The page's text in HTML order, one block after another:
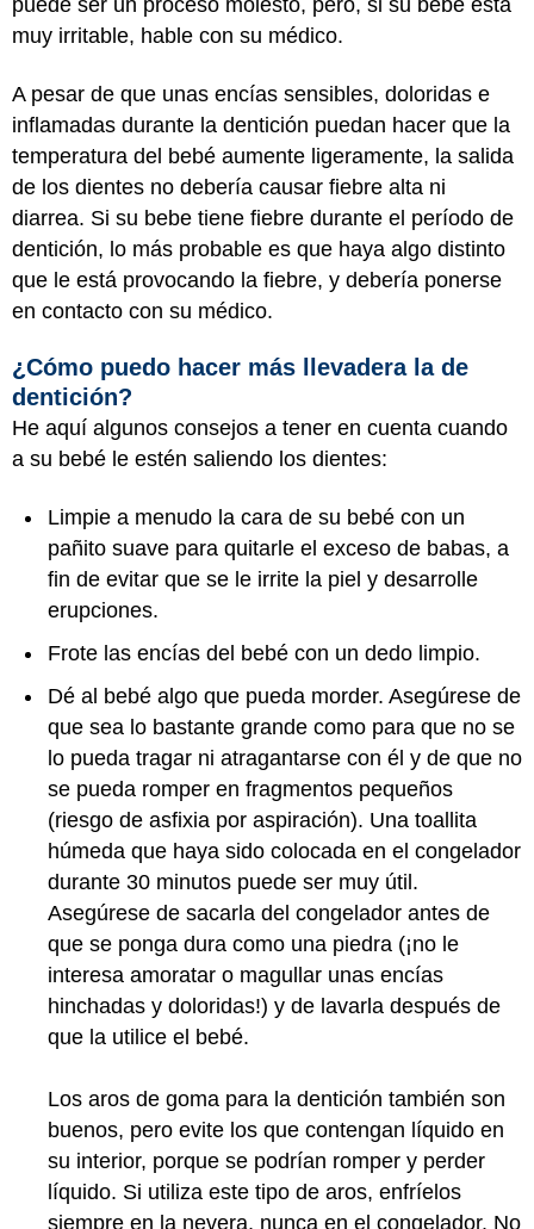
puede ser un proceso molesto, pero, si su bebé está
muy irritable, hable con su médico.
A pesar de que unas encías sensibles, doloridas e
inflamadas durante la dentición puedan hacer que la
temperatura del bebé aumente ligeramente, la salida
de los dientes no debería causar fiebre alta ni
diarrea. Si su bebe tiene fiebre durante el período de
dentición, lo más probable es que haya algo distinto
que le está provocando la fiebre, y debería ponerse
en contacto con su médico.
¿Cómo puedo hacer más llevadera la de
dentición?
He aquí algunos consejos a tener en cuenta cuando
a su bebé le estén saliendo los dientes:
Limpie a menudo la cara de su bebé con un
pañito suave para quitarle el exceso de babas, a
fin de evitar que se le irrite la piel y desarrolle
erupciones.
Frote las encías del bebé con un dedo limpio.
Dé al bebé algo que pueda morder. Asegúrese de
que sea lo bastante grande como para que no se
lo pueda tragar ni atragantarse con él y de que no
se pueda romper en fragmentos pequeños
(riesgo de asfixia por aspiración). Una toallita
húmeda que haya sido colocada en el congelador
durante 30 minutos puede ser muy útil.
Asegúrese de sacarla del congelador antes de
que se ponga dura como una piedra (¡no le
interesa amoratar o magullar unas encías
hinchadas y doloridas!) y de lavarla después de
que la utilice el bebé.
Los aros de goma para la dentición también son
buenos, pero evite los que contengan líquido en
su interior, porque se podrían romper y perder
líquido. Si utiliza este tipo de aros, enfríelos
siempre en la nevera, nunca en el congelador. No